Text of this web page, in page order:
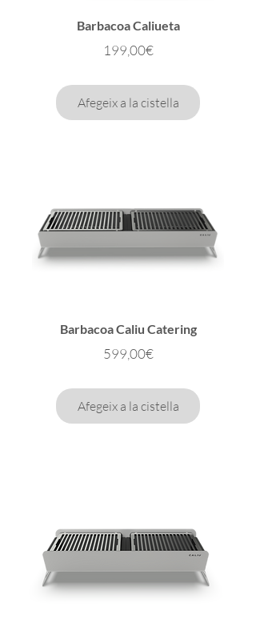
Barbacoa Caliueta
199,00€Preu
Afegeix a la cistella
Barbacoa Caliu Catering
599,00€Preu
Afegeix a la cistella